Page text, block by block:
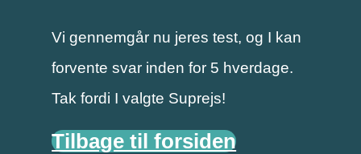
Vi gennemgår nu jeres test, og I kan
forvente svar inden for 5 hverdage.
Tak fordi I valgte Suprejs!​
Tilbage til forsiden